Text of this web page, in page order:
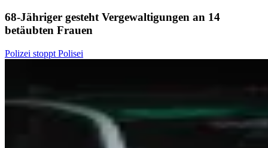
68-Jähriger gesteht Vergewaltigungen an 14
betäubten Frauen
Polizei stoppt Polisei